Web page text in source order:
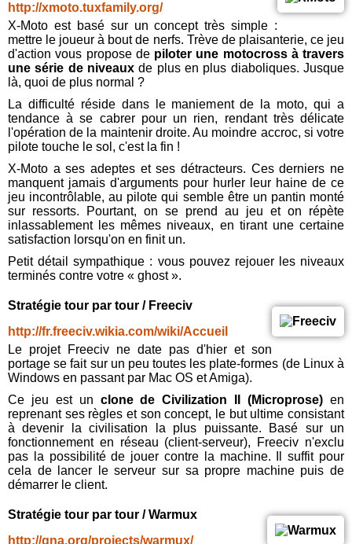
http://xmoto.tuxfamily.org/
X-Moto est basé sur un concept très simple :
mettre le joueur à bout de nerfs. Trève de plaisanterie, ce jeu
d'action vous propose de piloter une motocross à travers
une série de niveaux de plus en plus diaboliques. Jusque
là, quoi de plus normal ?
La difficulté réside dans le maniement de la moto, qui a
tendance à se cabrer pour un rien, rendant très délicate
l'opération de la maintenir droite. Au moindre accroc, si votre
pilote touche le sol, c'est la fin !
X-Moto a ses adeptes et ses détracteurs. Ces derniers ne
manquent jamais d'arguments pour hurler leur haine de ce
jeu incontrôlable, au pilote qui semble être un pantin monté
sur ressorts. Pourtant, on se prend au jeu et on répète
inlassablement les mêmes niveaux, en tirant une certaine
satisfaction lorsqu'on en finit un.
Petit détail sympathique : vous pouvez rejouer les niveaux
terminés contre votre « ghost ».
Stratégie tour par tour / Freeciv
http://fr.freeciv.wikia.com/wiki/Accueil
Le projet Freeciv ne date pas d'hier et son
portage se fait sur un peu toutes les plate-formes (de Linux à
Windows en passant par Mac OS et Amiga).
Ce jeu est un clone de Civilization II (Microprose) en
reprenant ses règles et son concept, le but ultime consistant
à devenir la civilisation la plus puissante. Basé sur un
fonctionnement en réseau (client-serveur), Freeciv n'exclu
pas la possibilité de jouer contre la machine. Il suffit pour
cela de lancer le serveur sur sa propre machine puis de
démarrer le client.
Stratégie tour par tour / Warmux
http://gna.org/projects/warmux/